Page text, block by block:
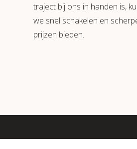
traject bij ons in handen is,
we snel schakelen en
prijzen bieden.